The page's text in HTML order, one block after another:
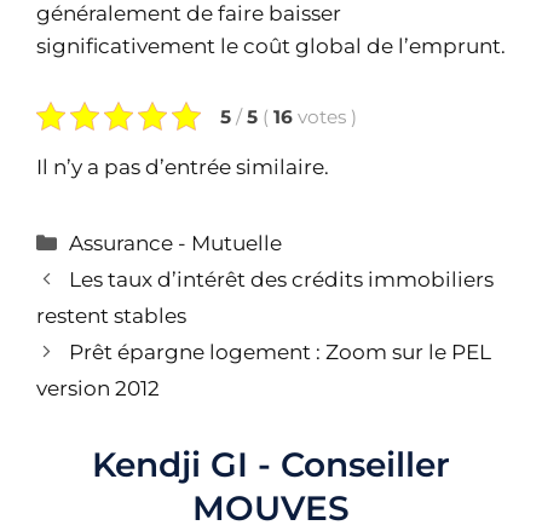
généralement de faire baisser
significativement le coût global de l’emprunt.
5 / 5 ( 16 votes )
Il n’y a pas d’entrée similaire.
Catégories
Assurance - Mutuelle
Navigation
des
Les taux d’intérêt des crédits immobiliers
restent stables
Prêt épargne logement : Zoom sur le PEL
version 2012
Kendji GI - Conseiller
MOUVES